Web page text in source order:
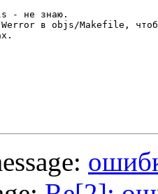
- не знаю.
Werror в objs/Makefile,